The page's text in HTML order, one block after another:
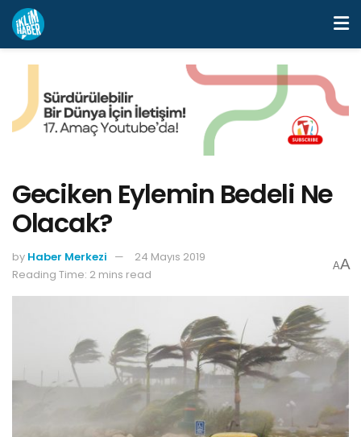
Geciken Eylemin Bedeli Ne
Olacak?
by Haber Merkezi
24 Mayıs 2019
Reading Time: 2 mins read
AA